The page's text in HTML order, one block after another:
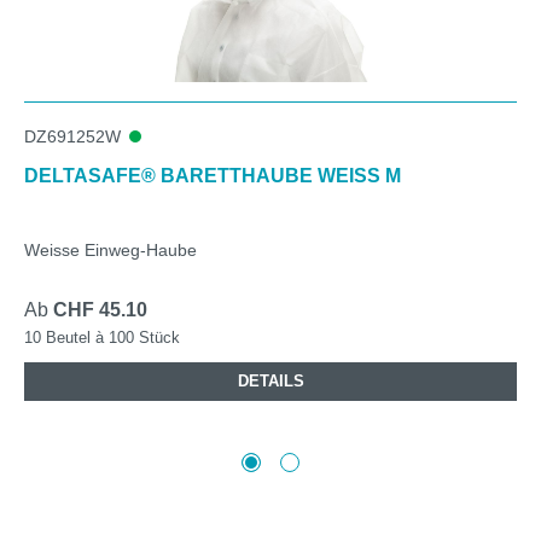
DZ691252W
DELTASAFE® BARETTHAUBE WEISS M
Weisse Einweg-Haube
Ab CHF 45.10
10 Beutel à 100 Stück
DETAILS